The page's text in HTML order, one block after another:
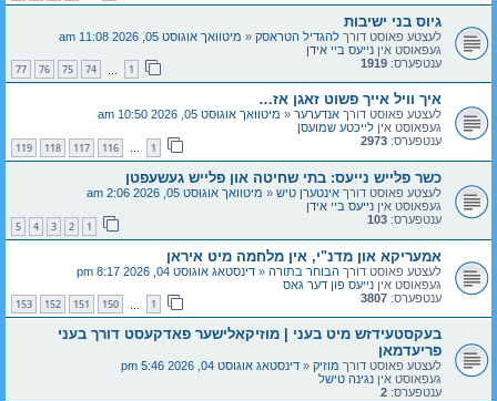
גיוס בני ישיבות
לעצטע פאוסט דורך להגדיל הטראסק « מיטוואך אוגוסט 05, 2026 11:08 am
געפאוסט אין נייעס ביי אידן
ענטפערס: 1919
1
74
75
76
77
איך וויל אייך פשוט זאגן אז…
לעצטע פאוסט דורך אנדערער « מיטוואך אוגוסט 05, 2026 10:50 am
געפאוסט אין לייכטע שמועסן
ענטפערס: 2973
1
…
116
117
118
119
כשר פלייש נייעס: בתי שחיטה און פלייש געשעפטן
לעצטע פאוסט דורך אינטערן טיש « מיטוואך אוגוסט 05, 2026 2:06 am
געפאוסט אין נייעס ביי אידן
ענטפערס: 103
1
2
3
4
5
אמעריקא און מדנ"י, אין מלחמה מיט איראן
לעצטע פאוסט דורך הבוחר בתורה « דינסטאג אוגוסט 04, 2026 8:17 pm
געפאוסט אין נייעס פון דער גאס
ענטפערס: 3807
1
150
151
152
153
בעקסטעידזש מיט בעני | מוזיקאלישער פאדקעסט דורך בעני
פריעדמאן
לעצטע פאוסט דורך מוזיק « דינסטאג אוגוסט 04, 2026 5:46 pm
געפאוסט אין נגינה טישל
ענטפערס: 2